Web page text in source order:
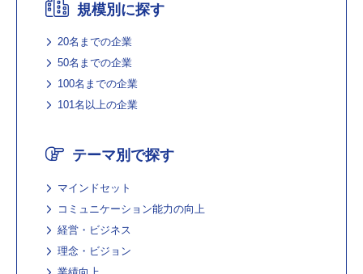
規模別に探す
20名までの企業
50名までの企業
100名までの企業
101名以上の企業
テーマ別で探す
マインドセット
コミュニケーション能力の向上
経営・ビジネス
理念・ビジョン